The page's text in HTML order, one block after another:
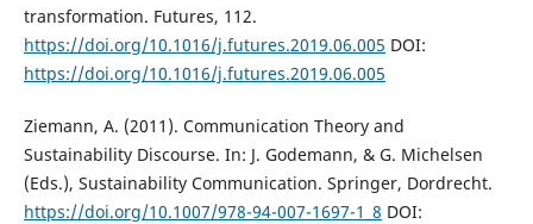
transformation. Futures, 112.
https://doi.org/10.1016/j.futures.2019.06.005 DOI:
https://doi.org/10.1016/j.futures.2019.06.005
Ziemann, A. (2011). Communication Theory and
Sustainability Discourse. In: J. Godemann, & G. Michelsen
(Eds.), Sustainability Communication. Springer, Dordrecht.
https://doi.org/10.1007/978-94-007-1697-1_8 DOI: